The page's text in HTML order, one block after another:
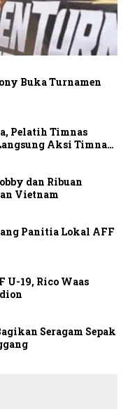
Buka Turnamen
Pelatih Timnas
Aksi Timnas
dan Ribuan
Vietnam
Panitia Lokal AFF
U-19, Rico Waas
Seragam Sepak